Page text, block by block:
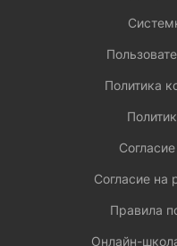
Политика
Согласие на
Правила
Онлайн-